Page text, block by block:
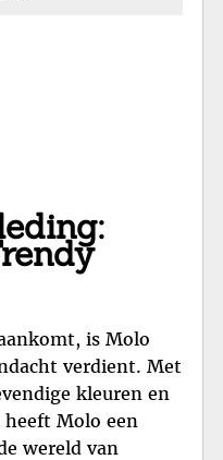
is Molo
verdient. Met
kleuren en
Molo een
wereld van